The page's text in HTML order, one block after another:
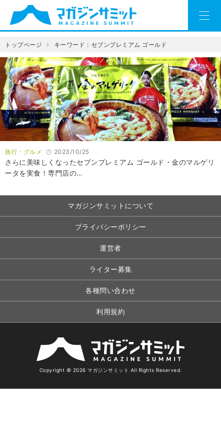
トップページ キーワード：セブンプレミアム ゴールド
旅行・グルメ 2023/10/25
さらに美味しくなったセブンプレミアム ゴールド・金のマルゲリ
ータを実食！専門店の…
マガジンサミットについて
プライバシーポリシー
運営者
ライター募集
各種問い合わせ
利用規約
Copyright © 2026 マガジンサミット All Rights Reserved.